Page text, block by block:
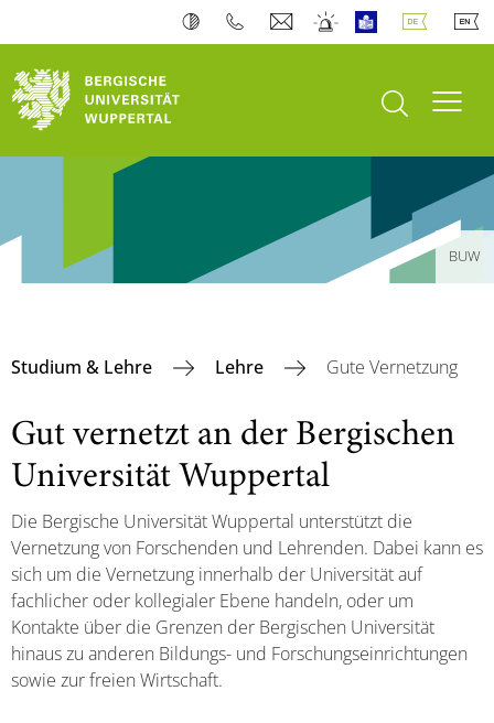
Suche öffnen
BUW
Studium & Lehre Lehre Gute Vernetzung
Gut vernetzt an der Bergischen
Universität Wuppertal
Die Bergische Universität Wuppertal unterstützt die
Vernetzung von Forschenden und Lehrenden. Dabei kann es
sich um die Vernetzung innerhalb der Universität auf
fachlicher oder kollegialer Ebene handeln, oder um
Kontakte über die Grenzen der Bergischen Universität
hinaus zu anderen Bildungs- und Forschungseinrichtungen
sowie zur freien Wirtschaft.